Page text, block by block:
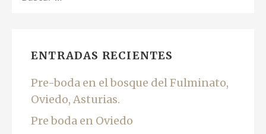
ENTRADAS RECIENTES
Pre-boda en el bosque del Fulminato,
Oviedo, Asturias.
Pre boda en Oviedo